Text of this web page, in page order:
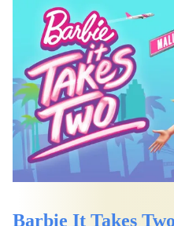
Barbie It Takes